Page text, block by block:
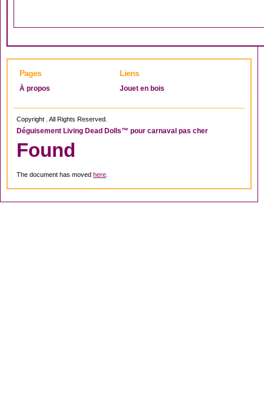
Pages
À propos
Liens
Jouet en bois
Copyright . All Rights Reserved.
Déguisement Living Dead Dolls™ pour carnaval pas cher
Found
The document has moved here